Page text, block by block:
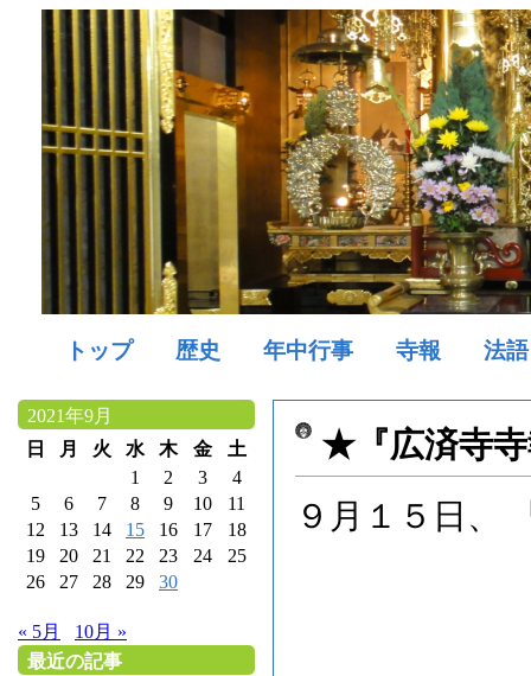
トップ 歴史 年中行事 寺報 法語
2021年9月
日
月 火 水 木 金
土
1
2 3
4
5
6 7 8 9 10
11
12
13 14 15 16 17
18
19
20 21 22 23 24
25
26
27 28 29 30
« 5月
10月 »
最近の記事
★『広済寺
９月１５日、